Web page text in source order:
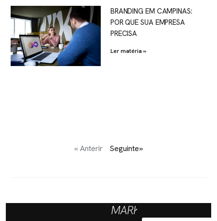
BRANDING EM CAMPINAS:
POR QUE SUA EMPRESA
PRECISA
Ler matéria »
« Anterir Seguinte»
MARKETING